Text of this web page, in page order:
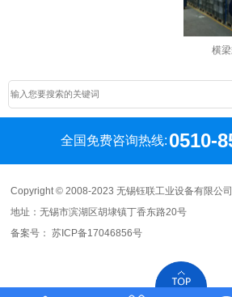
横
全国免费咨询热线: 0510-
Copyright © 2008-2023 无锡钰联工业设备有限公
地址：无锡市滨湖区胡埭镇丁香东路20号
备案号：苏ICP备17046856号